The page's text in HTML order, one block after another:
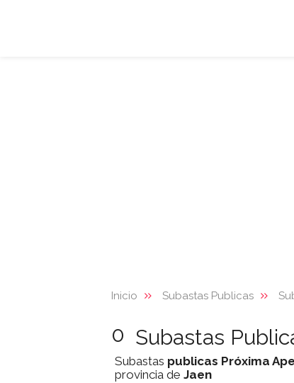
Inicio Subastas Publicas
0 Subastas
Subastas publicas Próxima
provincia de Jaen